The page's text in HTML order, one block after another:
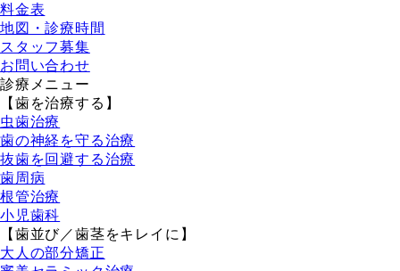
料金表
地図・診療時間
スタッフ募集
お問い合わせ
診療メニュー
【歯を治療する】
虫歯治療
歯の神経を守る治療
抜歯を回避する治療
歯周病
根管治療
小児歯科
【歯並び／歯茎をキレイに】
大人の部分矯正